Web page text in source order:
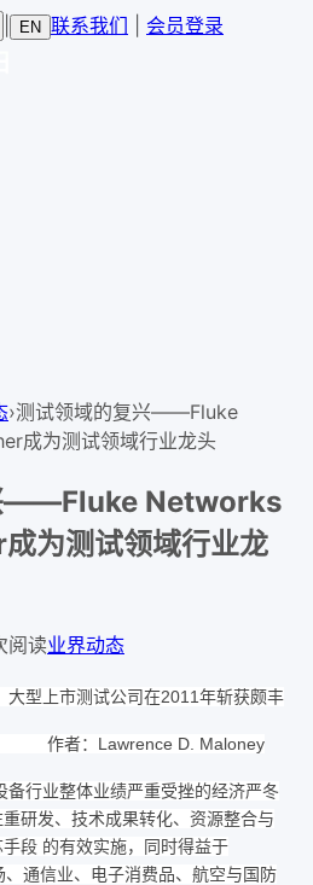
EN 联系我们 会员登录
›测试领域的复兴——Fluke
成为测试领域行业龙头
——Fluke Networks
为测试领域行业龙
阅读业界动态
型上市测试公司在2011年斩获颇丰
作者：Lawrence D. Maloney
备行业整体业绩严重受挫的经济严冬
研发、技术成果转化、资源整合与
段 的有效实施，同时得益于
通信业、电子消费品、航空与国防